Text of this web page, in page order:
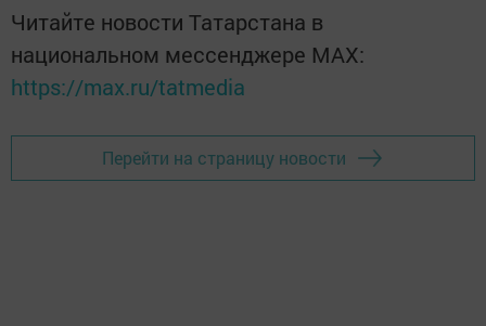
Читайте новости Татарстана в
национальном мессенджере MАХ:
https://max.ru/tatmedia
Перейти на страницу новости